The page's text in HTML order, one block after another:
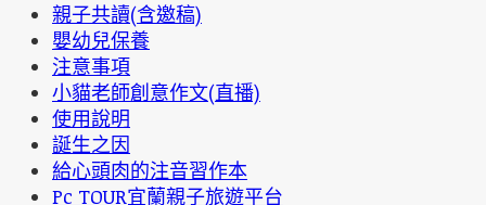
親子共讀(含邀稿)
嬰幼兒保養
注意事項
小貓老師創意作文(直播)
使用說明
誕生之因
給心頭肉的注音習作本
Pc TOUR宜蘭親子旅遊平台